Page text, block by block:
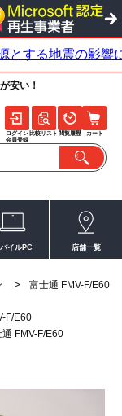
安い！
ログイン
会員登録
比較リスト 閲覧履歴 カート
イルPC 店舗一覧
>
富士通 FMV-F/E60
F/E60
通 FMV-F/E60